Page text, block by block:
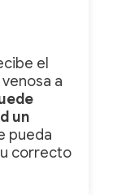
el
a
un
pueda
correcto